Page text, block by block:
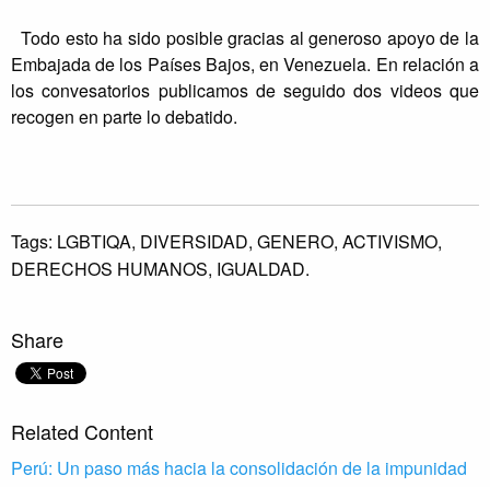
Todo esto ha sido posible gracias al generoso apoyo de la
Embajada de los Países Bajos, en Venezuela. En relación a
los convesatorios publicamos de seguido dos videos que
recogen en parte lo debatido.
Tags: LGBTIQA, DIVERSIDAD, GENERO, ACTIVISMO,
DERECHOS HUMANOS, IGUALDAD.
Share
Related Content
Perú: Un paso más hacia la consolidación de la impunidad